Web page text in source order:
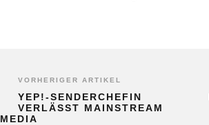
VORHERIGER ARTIKEL
YEP!-SENDERCHEFIN
VERLÄSST MAINSTREAM
MEDIA